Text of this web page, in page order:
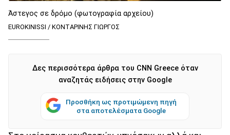
Άστεγος σε δρόμο (φωτογραφία αρχείου)
EUROKINISSI / ΚΟΝΤΑΡΙΝΗΣ ΓΙΩΡΓΟΣ
Δες περισσότερα άρθρα του CNN Greece όταν
αναζητάς ειδήσεις στην Google
Προσθήκη ως προτιμώμενη πηγή
στα αποτελέσματα Google